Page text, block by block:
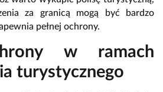
za granicą mogą być bardzo
pełnej ochrony.
w ramach
turystycznego